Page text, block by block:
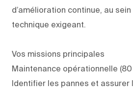
d’amélioration continue, au sein
technique exigeant.
Vos missions principales
Maintenance opérationnelle (80
Identifier les pannes et assurer